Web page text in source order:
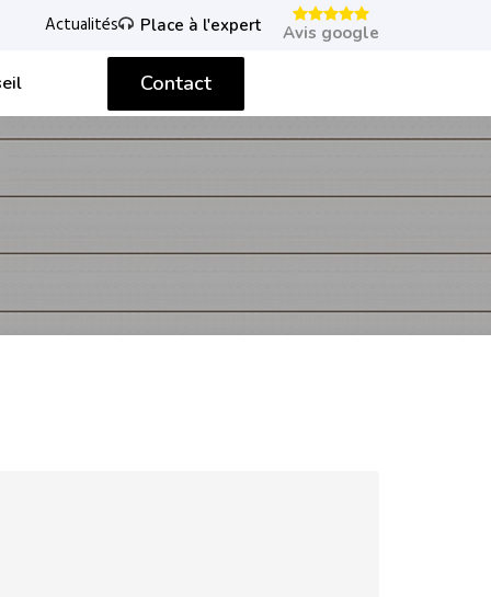
Actualités Place à l'expert Avis google
Contact